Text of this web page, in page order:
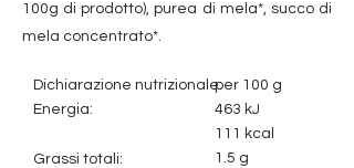
100g di prodotto), purea di mela*, succo di
mela concentrato*.
Dichiarazione nutrizionale:
Energia:
Grassi totali:
per 100 g
463 kJ
111 kcal
1.5 g